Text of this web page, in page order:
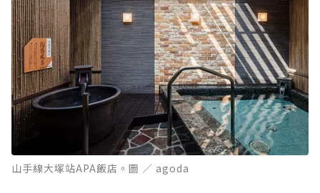
山手線大塚站APA飯店。圖 ／ agoda